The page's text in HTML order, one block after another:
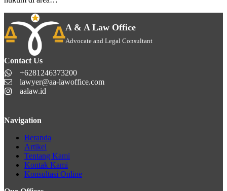
A & A Law Office
Advocate and Legal Consultant
Contact Us
+6281246373200
lawyer@aa-lawoffice.com
aalaw.id
Navigation
Beranda
Artikel
Tentang Kami
Kontak Kami
Konsultasi Online